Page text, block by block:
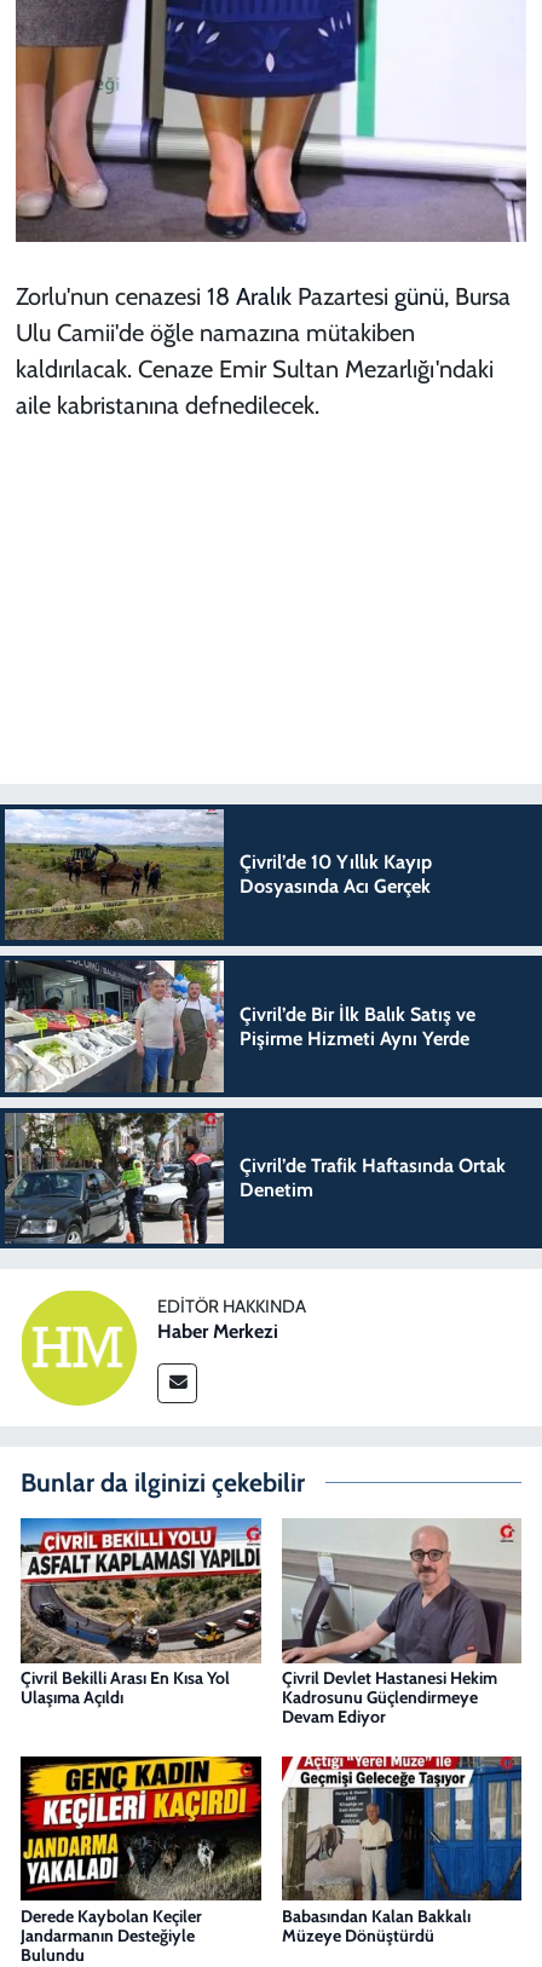
Zorlu'nun cenazesi 18 AralıkPazartesi günü, Bursa
Ulu Camii'de öğle namazına mütakiben
kaldırılacak. Cenaze Emir Sultan Mezarlığı'ndaki
aile kabristanına defnedilecek.
Çivril’de 10 Yıllık Kayıp
Dosyasında Acı Gerçek
Çivril’de Bir İlk Balık Satış ve
Pişirme Hizmeti Aynı Yerde
Çivril’de Trafik Haftasında Ortak
Denetim
EDITÖR HAKKINDA
Haber Merkezi
Bunlar da ilginizi çekebilir
Çivril Bekilli Arası En Kısa Yol
Ulaşıma Açıldı
Çivril Devlet Hastanesi Hekim
Kadrosunu Güçlendirmeye
Devam Ediyor
Derede Kaybolan Keçiler
Jandarmanın Desteğiyle
Bulundu
Babasından Kalan Bakkalı
Müzeye Dönüştürdü